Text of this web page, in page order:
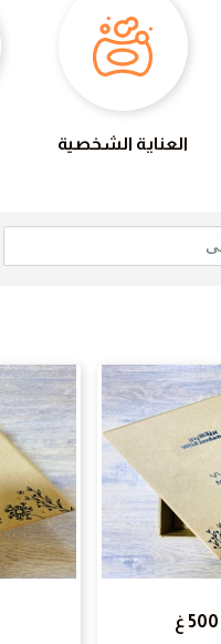
العناية الشخصية